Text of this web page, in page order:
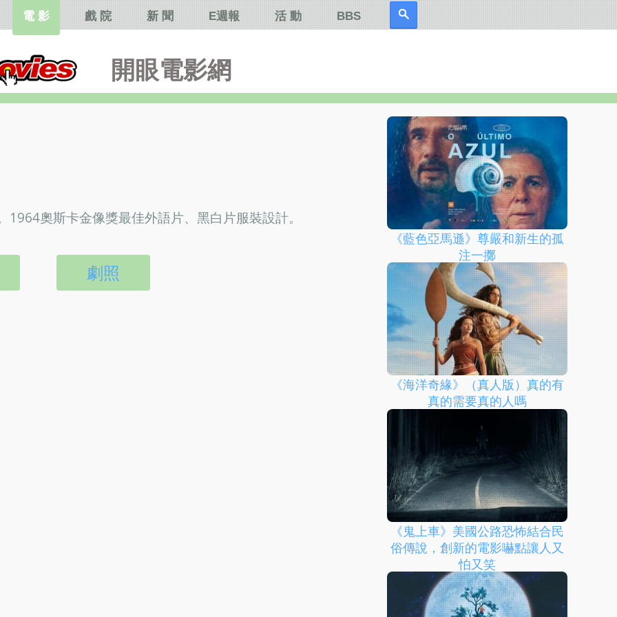
開眼電影網
電 影 戲 院 新 聞 E週報 活 動 BBS
奧斯卡金像獎最佳外語片、黑白片服裝設計。
劇照
《藍色亞馬遜》尊嚴和新生的孤
注一擲
《海洋奇緣》（真人版）真的有
真的需要真的人嗎
《鬼上車》美國公路恐怖結合民
俗傳說，創新的電影嚇點讓人又
怕又笑